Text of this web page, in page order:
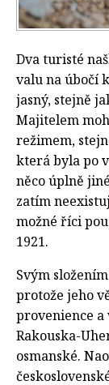
Dva turisté
valu na úbočí
jasný, stejně
Majitelem
režimem,
která byla po
něco úplně
zatím
možné říci
1921.
Svým
protože jeho
provenience a
Rakouska-
osmanské.